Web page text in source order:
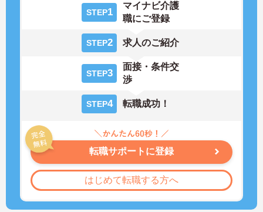
STEP1
マイナビ介護
職にご登録
STEP2 求人のご紹介
STEP3
面接・条件交
渉
STEP4 転職成功！
転職サポートに登録
はじめて転職する方へ